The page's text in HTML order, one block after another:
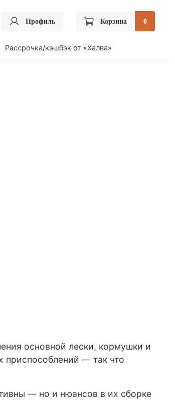
Профиль Корзина 0
Рассрочка/кэшбэк от «Халва»
основной лески, кормушки и
приспособлений — так что
— но и нюансов в их сборке
«Получи подарок»